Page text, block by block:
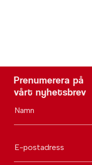
Prenumerera på
vårt nyhetsbrev
Namn
E-postadress